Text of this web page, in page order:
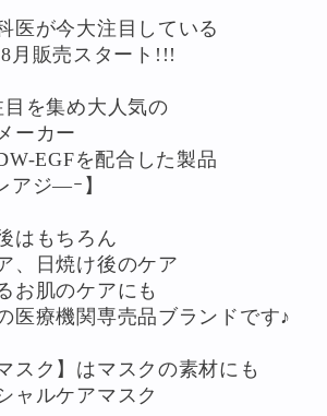
医が今大注目している
月販売スタート!!!
を集め大人気の
ーカー
EGFを配合した製品
アジ―ｰ】
はもちろん
、日焼け後のケア
お肌のケアにも
医療機関専売品ブランドです♪
スク】はマスクの素材にも
ャルケアマスク